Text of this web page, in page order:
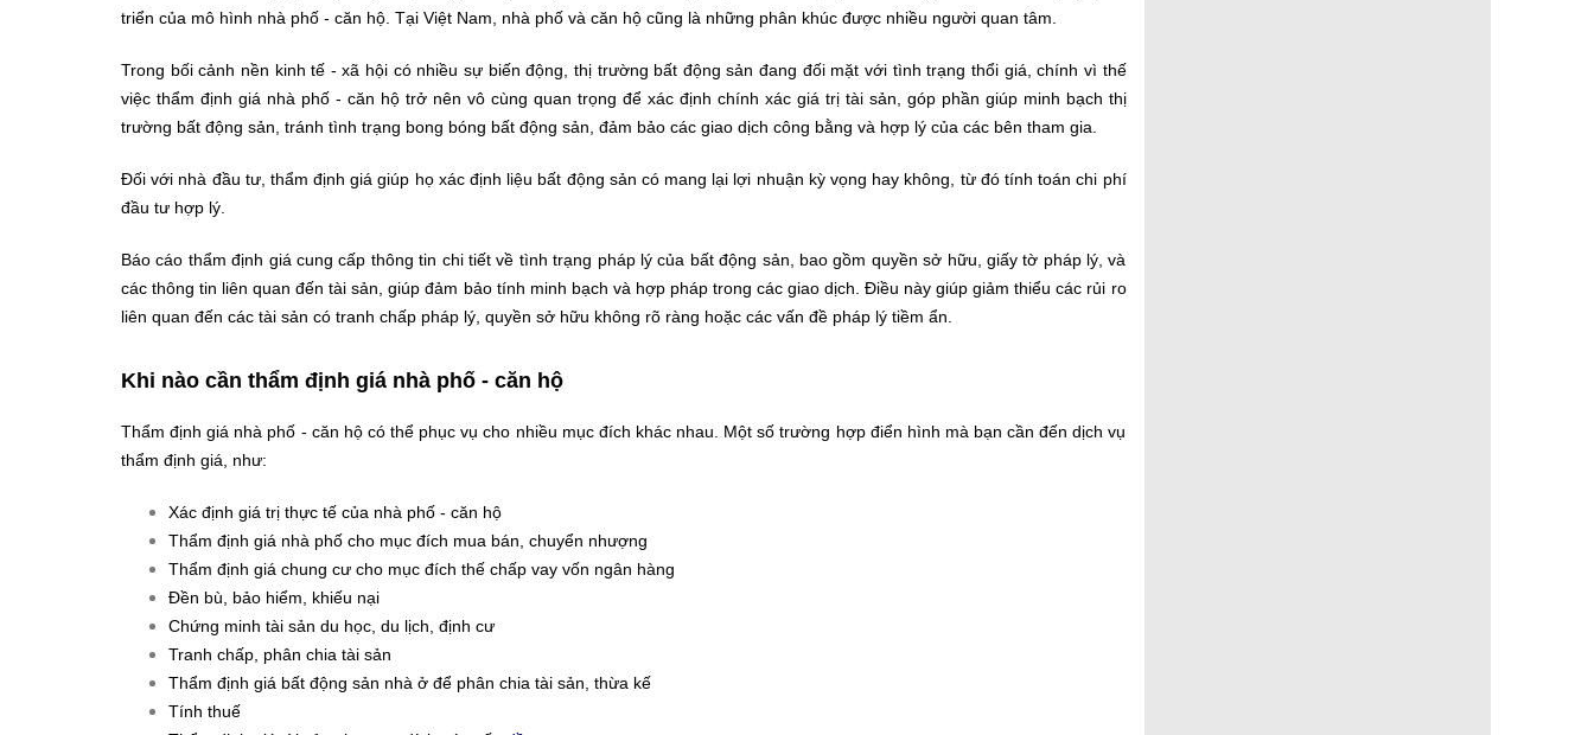
triển của mô hình nhà phố - căn hộ. Tại Việt Nam, nhà phố và căn hộ cũng là những phân khúc được nhiều người quan tâm.
Trong bối cảnh nền kinh tế - xã hội có nhiều sự biến động, thị trường bất động sản đang đối mặt với tình trạng thổi giá, chính vì thế
việc thẩm định giá nhà phố - căn hộ trở nên vô cùng quan trọng để xác định chính xác giá trị tài sản, góp phần giúp minh bạch thị
trường bất động sản, tránh tình trạng bong bóng bất động sản, đảm bảo các giao dịch công bằng và hợp lý của các bên tham gia.
Đối với nhà đầu tư, thẩm định giá giúp họ xác định liệu bất động sản có mang lại lợi nhuận kỳ vọng hay không, từ đó tính toán chi phí
đầu tư hợp lý.
Báo cáo thẩm định giá cung cấp thông tin chi tiết về tình trạng pháp lý của bất động sản, bao gồm quyền sở hữu, giấy tờ pháp lý, và
các thông tin liên quan đến tài sản, giúp đảm bảo tính minh bạch và hợp pháp trong các giao dịch. Điều này giúp giảm thiểu các rủi ro
liên quan đến các tài sản có tranh chấp pháp lý, quyền sở hữu không rõ ràng hoặc các vấn đề pháp lý tiềm ẩn.
Khi nào cần thẩm định giá nhà phố - căn hộ
Thẩm định giá nhà phố - căn hộ có thể phục vụ cho nhiều mục đích khác nhau. Một số trường hợp điển hình mà bạn cần đến dịch vụ
thẩm định giá, như:
Xác định giá trị thực tế của nhà phố - căn hộ
Thẩm định giá nhà phố cho mục đích mua bán, chuyển nhượng
Thẩm định giá chung cư cho mục đích thế chấp vay vốn ngân hàng
Đền bù, bảo hiểm, khiếu nại
Chứng minh tài sản du học, du lịch, định cư
Tranh chấp, phân chia tài sản
Thẩm định giá bất động sản nhà ở để phân chia tài sản, thừa kế
Tính thuế